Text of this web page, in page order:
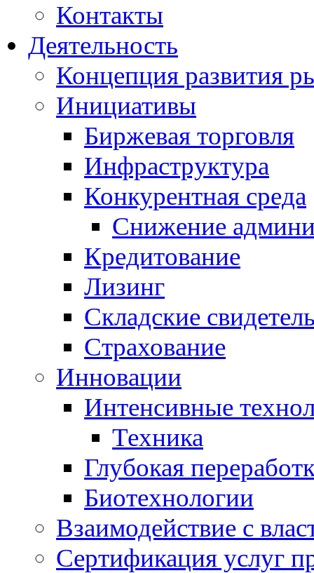
Контакты
Деятельность
Концепция развития
Инициативы
Биржевая торговля
Инфраструктура
Конкурентная среда
Снижение
Кредитование
Лизинг
Складские
Страхование
Инновации
Интенсивные
Техника
Глубокая
Биотехнологии
Взаимодействие с
Сертификация услуг